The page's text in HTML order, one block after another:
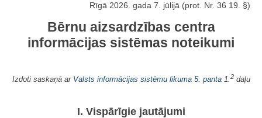
Rīgā 2026. gada 7. jūlijā (prot. Nr. 36 19. §)
Bērnu aizsardzības centra
informācijas sistēmas noteikumi
Izdoti saskaņā ar Valsts informācijas sistēmu likuma 5. panta 1.2 daļu
I. Vispārīgie jautājumi